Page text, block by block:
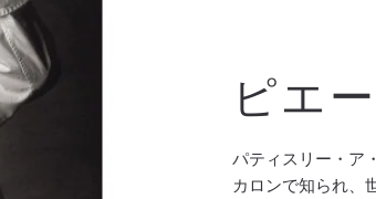
ピエ
パティスリー・ア
カロンで知られ、